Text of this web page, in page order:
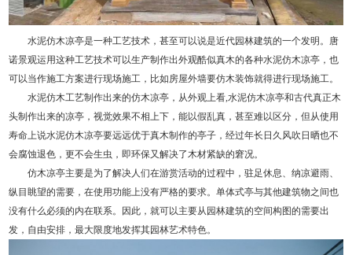
水泥仿木凉亭是一种工艺技术，甚至可以说是近代园林建筑的一个发明。唐
诺景观运用这种工艺技术可以生产制作出外观酷似真木的各种水泥仿木凉亭，也
可以当作施工方案进行现场施工，比如房屋外墙要仿木装饰就得进行现场施工。
水泥仿木工艺制作出来的仿木凉亭，从外观上看,水泥仿木凉亭和古代真正木
头制作出来的凉亭，视觉效果不相上下，能以假乱真，甚至难以区分，但从使用
寿命上说水泥仿木凉亭要远远优于真木制作的亭子，经过年长日久风吹日晒也不
会腐蚀退色，更不会生虫，即环保又解决了木材紧缺的窘况。
仿木凉亭主要是为了解决人们在游赏活动的过程中，驻足休息、纳凉避雨、
纵目眺望的需要，在使用功能上没有严格的要求。单体式亭与其他建筑物之间也
没有什么必须的内在联系。因此，就可以主要从园林建筑的空间构图的需要出
发，自由安排，最大限度地发挥其园林艺术特色。